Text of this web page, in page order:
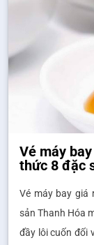
Vé máy
thức 8 đặc
Vé máy bay giá
sản Thanh Hóa
đầy lôi cuốn đối